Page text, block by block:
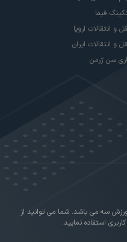
فیفا
و انتقالات اروپا
و انتقالات ایران
سن ژرمن
سه می باشد. شما می توانید از
استفاده نمایید.